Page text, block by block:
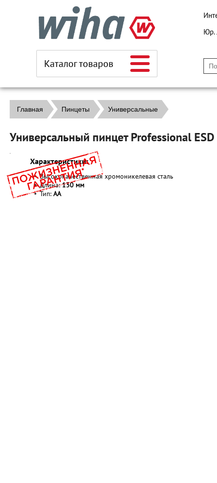
Каталог товаров
Юр.
Главная Пинцеты Универсальные
Универсальный пинцет Professional
Характеристики:
Высококачественная хромоникелевая сталь
Длина:130 мм
Тип: AA